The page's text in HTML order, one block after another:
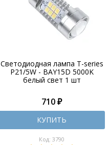
Светодиодная лампа T-series
P21/5W - BAY15D 5000K
белый свет 1 шт
710 ₽
КУПИТЬ
Код: 3790